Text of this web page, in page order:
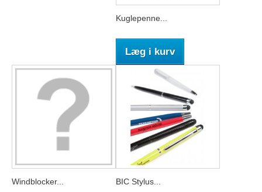
Kuglepenne...
Læg i kurv
Windblocker... BIC Stylus...